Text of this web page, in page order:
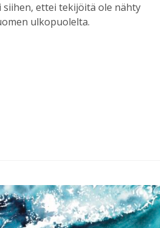
ettei tekijöitä ole nähty
ulkopuolelta.